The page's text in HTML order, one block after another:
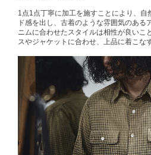
1点1点丁寧に加工を施すことにより、自
ド感を出し、古着のような雰囲気のある
ニムに合わせたスタイルは相性が良いこ
スやジャケットに合わせ、上品に着こな